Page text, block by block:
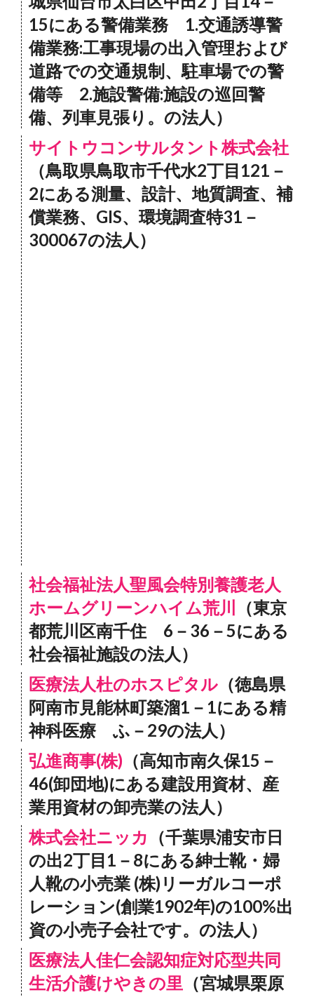
15にある警備業務 1.交通誘導警
備業務:工事現場の出入管理および
道路での交通規制、駐車場での警
備等 2.施設警備:施設の巡回警
備、列車見張り。の法人）
サイトウコンサルタント株式会社
（鳥取県鳥取市千代水2丁目121－
2にある測量、設計、地質調査、補
償業務、GIS、環境調査特31－
300067の法人）
社会福祉法人聖風会特別養護老人
ホームグリーンハイム荒川
（東京
都荒川区南千住 6－36－5にある
社会福祉施設の法人）
医療法人杜のホスピタル （徳島県
阿南市見能林町築溜1－1にある精
神科医療 ふ－29の法人）
弘進商事(株) （高知市南久保15－
46(卸団地)にある建設用資材、産
業用資材の卸売業の法人）
株式会社ニッカ
（千葉県浦安市日
の出2丁目1－8にある紳士靴・婦
人靴の小売業 (株)リーガルコーポ
レーション(創業1902年)の100%出
資の小売子会社です。の法人）
医療法人佳仁会認知症対応型共同
生活介護けやきの里 （宮城県栗原